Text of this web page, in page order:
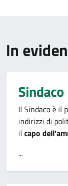
In
Sindaco
Il Sindaco è il
indirizzi di
il capo
...